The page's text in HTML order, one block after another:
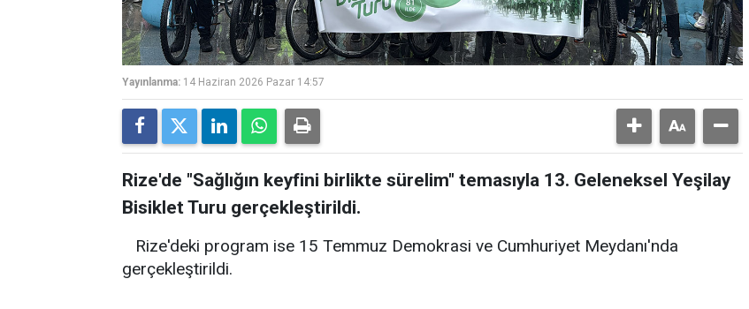
Yayınlanma: 14 Haziran 2026 Pazar 14:57
Rize'de "Sağlığın keyfini birlikte sürelim" temasıyla 13. Geleneksel Yeşilay
Bisiklet Turu gerçekleştirildi.
Rize'deki program ise 15 Temmuz Demokrasi ve Cumhuriyet Meydanı'nda
gerçekleştirildi.